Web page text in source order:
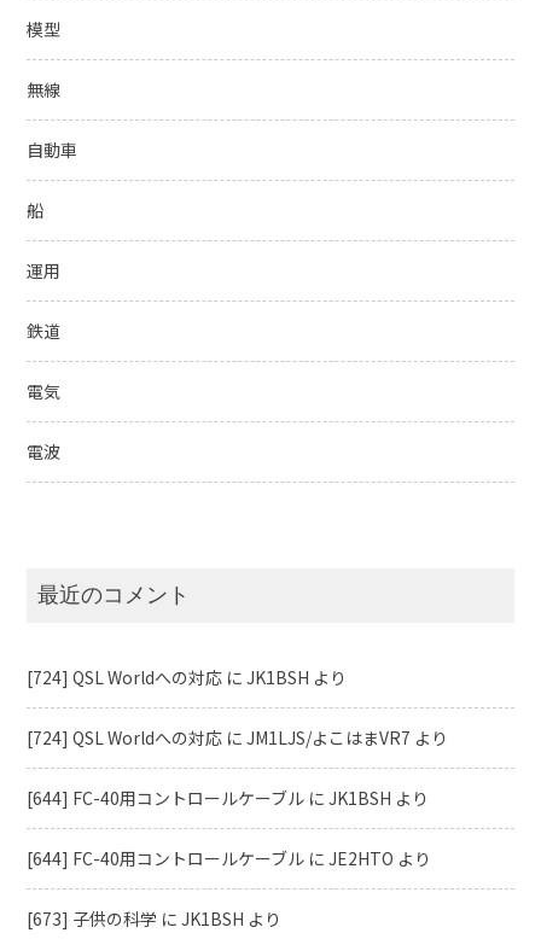
模型
無線
自動車
船
運用
鉄道
電気
電波
最近のコメント
[724] QSL Worldへの対応 にJK1BSH より
[724] QSL Worldへの対応 にJM1LJS/よこはまVR7 より
[644] FC-40用コントロールケーブル にJK1BSH より
[644] FC-40用コントロールケーブル にJE2HTO より
[673] 子供の科学 にJK1BSH より